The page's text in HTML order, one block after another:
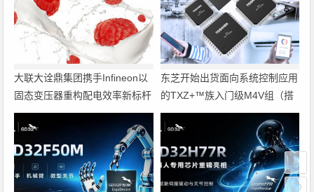
大联大诠鼎集团携手Infineon以
固态变压器重构配电效率新标杆
东芝开始出货面向系统控制应用
的TXZ+™族入门级M4V组（搭
载Arm Cortex‑M4内核的标准微
控制器）工程样品